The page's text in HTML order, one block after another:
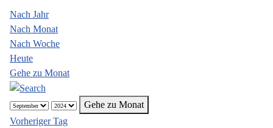
Nach Jahr
Nach Monat
Nach Woche
Heute
Gehe zu Monat
Gehe zu Monat
Vorheriger Tag